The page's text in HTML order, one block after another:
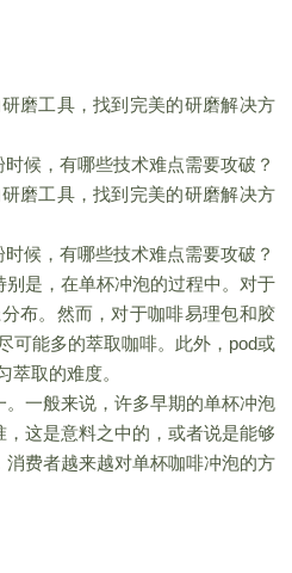
磨工具，找到完美的研磨解决方
候，有哪些技术难点需要攻破？
磨工具，找到完美的研磨解决方
候，有哪些技术难点需要攻破？
是，在单杯冲泡的过程中。对于
布。然而，对于咖啡易理包和胶
可能多的萃取咖啡。此外，pod或
取的难度。
一般来说，许多早期的单杯冲泡
这是意料之中的，或者说是能够
费者越来越对单杯咖啡冲泡的方